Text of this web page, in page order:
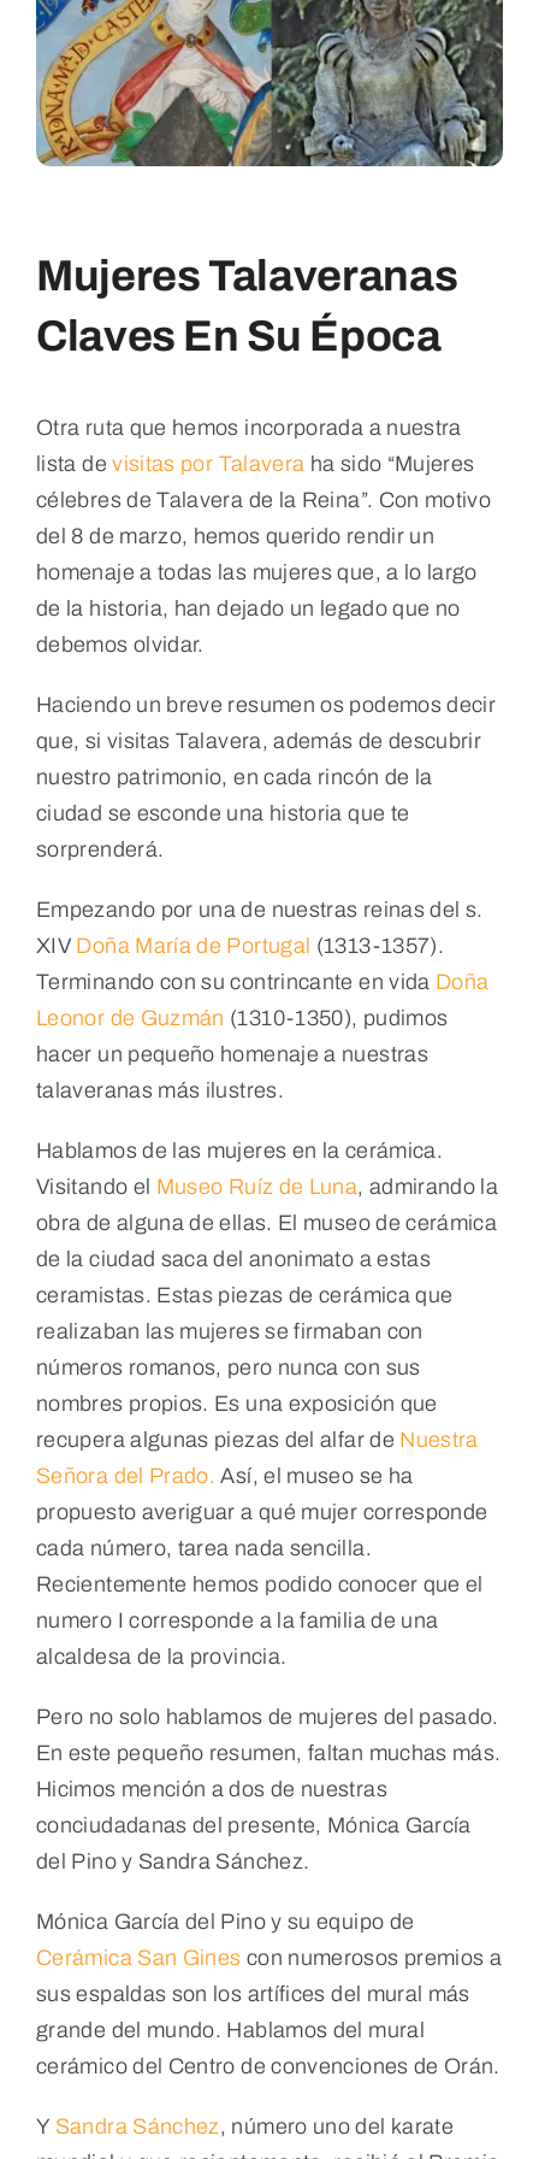
Blog
Contacto
Mujeres Talaveranas
Claves En Su Época
Otra ruta que hemos incorporada a nuestra
lista devisitas por Talavera ha sido “Mujeres
célebres de Talavera de la Reina”. Con motivo
del 8 de marzo, hemos querido rendir un
homenaje a todas las mujeres que, a lo largo
de la historia, han dejado un legado que no
debemos olvidar.
Haciendo un breve resumen os podemos decir
que, si visitas Talavera, además de descubrir
nuestro patrimonio, en cada rincón de la
ciudad se esconde una historia que te
sorprenderá.
Empezando por una de nuestras reinas del s.
XIV Doña María de Portugal (1313-1357).
Terminando con su contrincante en vida Doña
Leonor de Guzmán (1310-1350), pudimos
hacer un pequeño homenaje a nuestras
talaveranas más ilustres.
Hablamos de las mujeres en la cerámica.
Visitando el Museo Ruíz de Luna, admirando la
obra de alguna de ellas. El museo de cerámica
de la ciudad saca del anonimato a estas
ceramistas. Estas piezas de cerámica que
realizaban las mujeres se firmaban con
números romanos, pero nunca con sus
nombres propios. Es una exposición que
recupera algunas piezas del alfar de Nuestra
Señora del Prado. Así, el museo se ha
propuesto averiguar a qué mujer corresponde
cada número, tarea nada sencilla.
Recientemente hemos podido conocer que el
numero I corresponde a la familia de una
alcaldesa de la provincia.
Pero no solo hablamos de mujeres del pasado.
En este pequeño resumen, faltan muchas más.
Hicimos mención a dos de nuestras
conciudadanas del presente, Mónica García
del Pino y Sandra Sánchez.
Mónica García del Pino y su equipo de
Cerámica San Gines con numerosos premios a
sus espaldas son los artífices del mural más
grande del mundo. Hablamos del mural
cerámico del Centro de convenciones de Orán.
Y Sandra Sánchez, número uno del karate